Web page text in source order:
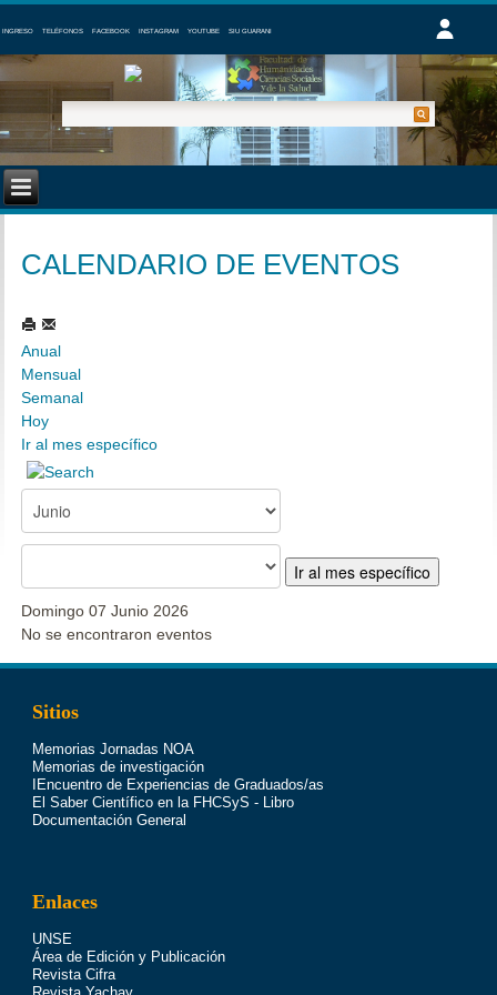
INGRESO TELÉFONOS FACEBOOK INSTAGRAM YOUTUBE SIU GUARANI
CALENDARIO DE EVENTOS
Anual
Mensual
Semanal
Hoy
Ir al mes específico
Ir al mes específico
Domingo 07 Junio 2026
No se encontraron eventos
Sitios
Memorias Jornadas NOA
Memorias de investigación
IEncuentro de Experiencias de Graduados/as
El Saber Científico en la FHCSyS - Libro
Documentación General
Enlaces
UNSE
Área de Edición y Publicación
Revista Cifra